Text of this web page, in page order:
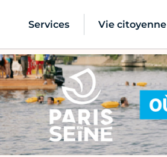
Services Vie citoyenne